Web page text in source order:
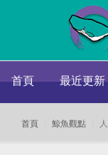
首頁 最近更新
首頁 鯨魚觀點